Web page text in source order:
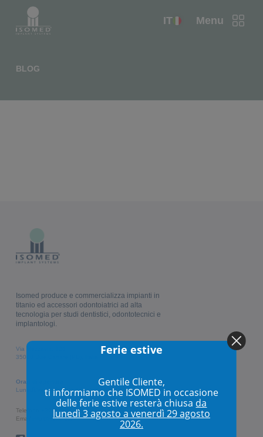
IT Menu
BLOG
Isomed produce e commercializza impianti in
titanio ed accessori odontoiatrici ad alta
tecnologia per studi dentistici, odontotecnici e
implantologi.
Via Mezzavia, 126
35020 Due Carrare (PD), Italia
Orari di apertura
Lunedì/Venerdì: 9.00-13.00 / 14.00-18.00
Telefono
+39 049 862 96 12
Email
info@isomed.it
Ferie estive
Gentile Cliente,
ti informiamo che ISOMED in occasione
delle ferie estive resterà chiusa da
lunedì 3 agosto a venerdì 29 agosto
2026.